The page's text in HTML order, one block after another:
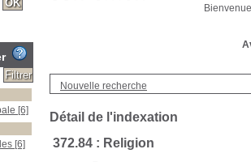
Bienvenue
Nouvelle recherche
Détail de l'indexation
372.84 : Religion
[6]
[6]